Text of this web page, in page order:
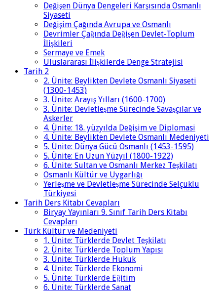
Değişen Dünya Dengeleri Karşısında Osmanlı
Siyaseti
Değişim Çağında Avrupa ve Osmanlı
Devrimler Çağında Değişen Devlet-Toplum
İlişkileri
Sermaye ve Emek
Uluslararası İlişkilerde Denge Stratejisi
Tarih 2
2. Ünite: Beylikten Devlete Osmanlı Siyaseti
(1300-1453)
3. Ünite: Arayış Yılları (1600-1700)
3. Ünite: Devletleşme Sürecinde Savaşçılar ve
Askerler
4. Ünite: 18. yüzyılda Değişim ve Diplomasi
4. Ünite: Beylikten Devlete Osmanlı Medeniyeti
5. Ünite: Dünya Gücü Osmanlı (1453-1595)
5. Ünite: En Uzun Yüzyıl (1800-1922)
6. Ünite: Sultan ve Osmanlı Merkez Teşkilatı
Osmanlı Kültür ve Uygarlığı
Yerleşme ve Devletleşme Sürecinde Selçuklu
Türkiyesi
Tarih Ders Kitabı Cevapları
Biryay Yayınları 9. Sınıf Tarih Ders Kitabı
Cevapları
Türk Kültür ve Medeniyeti
1. Ünite: Türklerde Devlet Teşkilatı
2. Ünite: Türklerde Toplum Yapısı
3. Ünite: Türklerde Hukuk
4. Ünite: Türklerde Ekonomi
5. Ünite: Türklerde Eğitim
6. Ünite: Türklerde Sanat